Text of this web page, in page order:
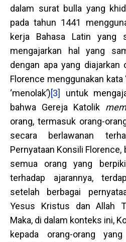
dalam surat bulla yang
pada tahun 1441
kerja Bahasa Latin yang
mengajarkan hal yang
dengan apa yang diajarkan
Florence menggunakan kata
‘menolak’)[3]
untuk
bahwa Gereja Katolik
orang, termasuk orang-
secara berlawanan
Pernyataan Konsili Florence,
semua orang yang
terhadap ajarannya,
setelah berbagai
Yesus Kristus dan Allah
Maka, di dalam konteks ini,
kepada orang-orang